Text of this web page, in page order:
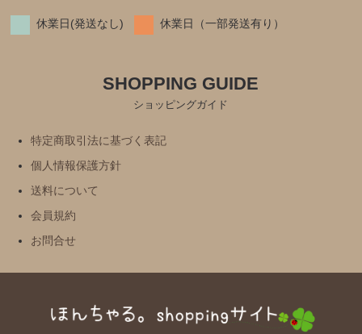
休業日(発送なし) 休業日（一部発送有り）
SHOPPING GUIDE
ショッピングガイド
特定商取引法に基づく表記
個人情報保護方針
送料について
会員規約
お問合せ